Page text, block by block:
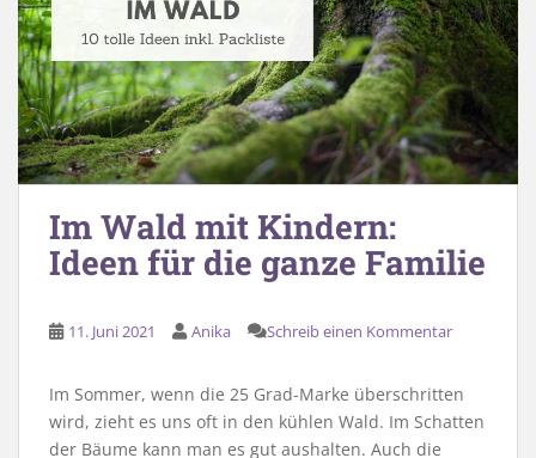
Im Wald mit Kindern:
Ideen für die ganze Familie
11. Juni 2021 Anika Schreib einen Kommentar
Im Sommer, wenn die 25 Grad-Marke überschritten
wird, zieht es uns oft in den kühlen Wald. Im Schatten
der Bäume kann man es gut aushalten. Auch die